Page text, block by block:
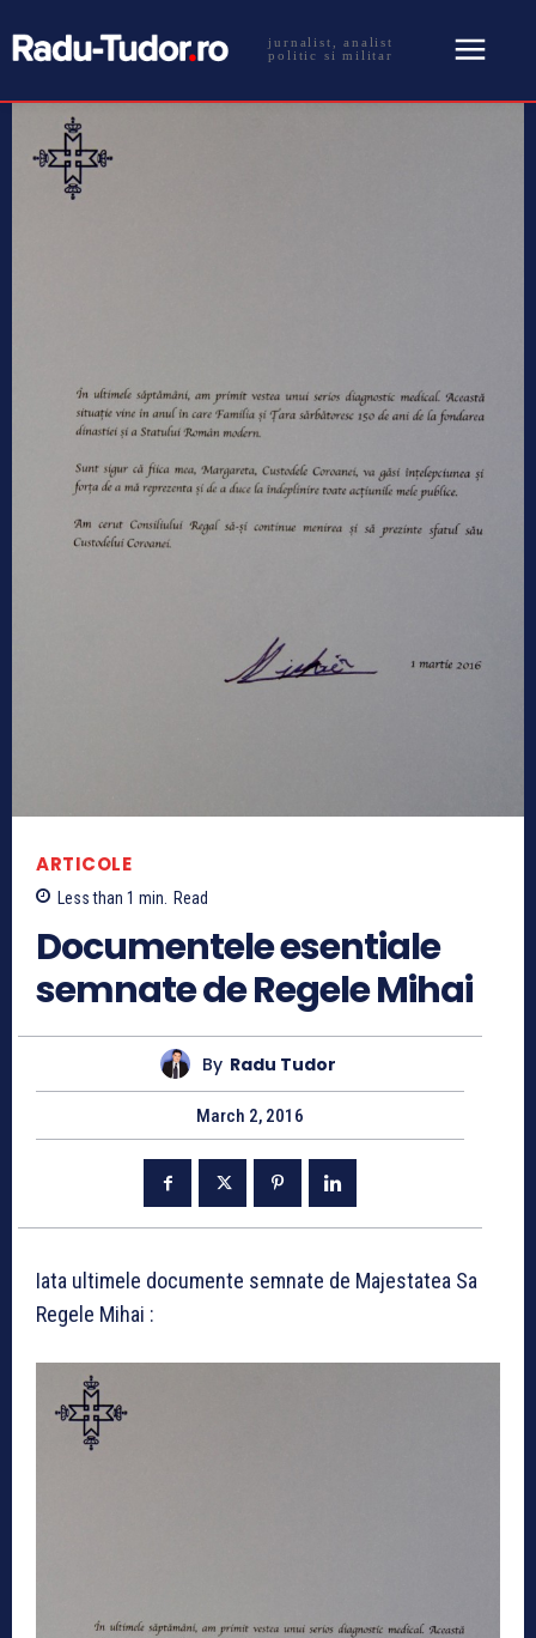
jurnalist, analist
politic si militar
ARTICOLE
Less than 1 min. Read
Documentele esentiale
semnate de Regele Mihai
By Radu Tudor
March 2, 2016
Iata ultimele documente semnate de Majestatea Sa
Regele Mihai :